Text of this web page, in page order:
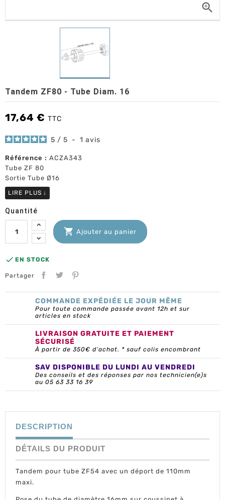

Tandem ZF80 - Tube Diam. 16
17,64 € TTC
5 / 5 - 1 avis
Référence : ACZA343
Tube ZF 80
Sortie Tube Ø16
LIRE PLUS ↓
Quantité
 Ajouter au panier
 EN STOCK
Partager
COMMANDE EXPÉDIÉE LE JOUR MÊME
Pour toute commande passée avant 12h et sur
articles en stock
LIVRAISON GRATUITE ET PAIEMENT
SÉCURISÉ
À partir de 350€ d’achat. * sauf colis encombrant
SAV DISPONIBLE DU LUNDI AU VENDREDI
Des conseils et des réponses par nos technicien(e)s
au 05 63 33 16 39
DESCRIPTION
DÉTAILS DU PRODUIT
Tandem pour tube ZF54 avec un déport de 110mm
maxi.